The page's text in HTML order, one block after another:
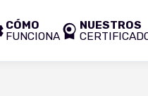
CÓMO
FUNCIONA
NUESTROS